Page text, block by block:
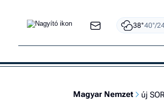
38°40°/
Magyar Nemzet új